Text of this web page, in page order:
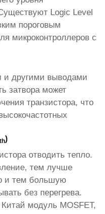
Logic Level
пороговым
микроконтроллеров с
и другими выводами
затвора может
транзистора, что
th)
отводить тепло.
тем лучше
и тем большую
без перегрева.
Китай модуль MOSFET,